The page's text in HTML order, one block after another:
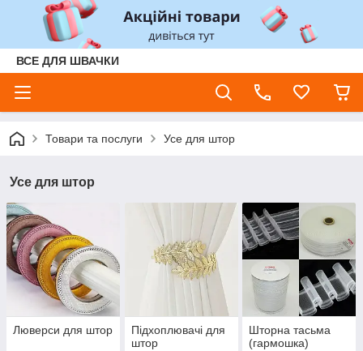
ВСЕ ДЛЯ ШВАЧКИ
Товари та послуги Усе для штор
Усе для штор
Люверси для штор
Підхоплювачі для
штор
Шторна тасьма
(гармошка)